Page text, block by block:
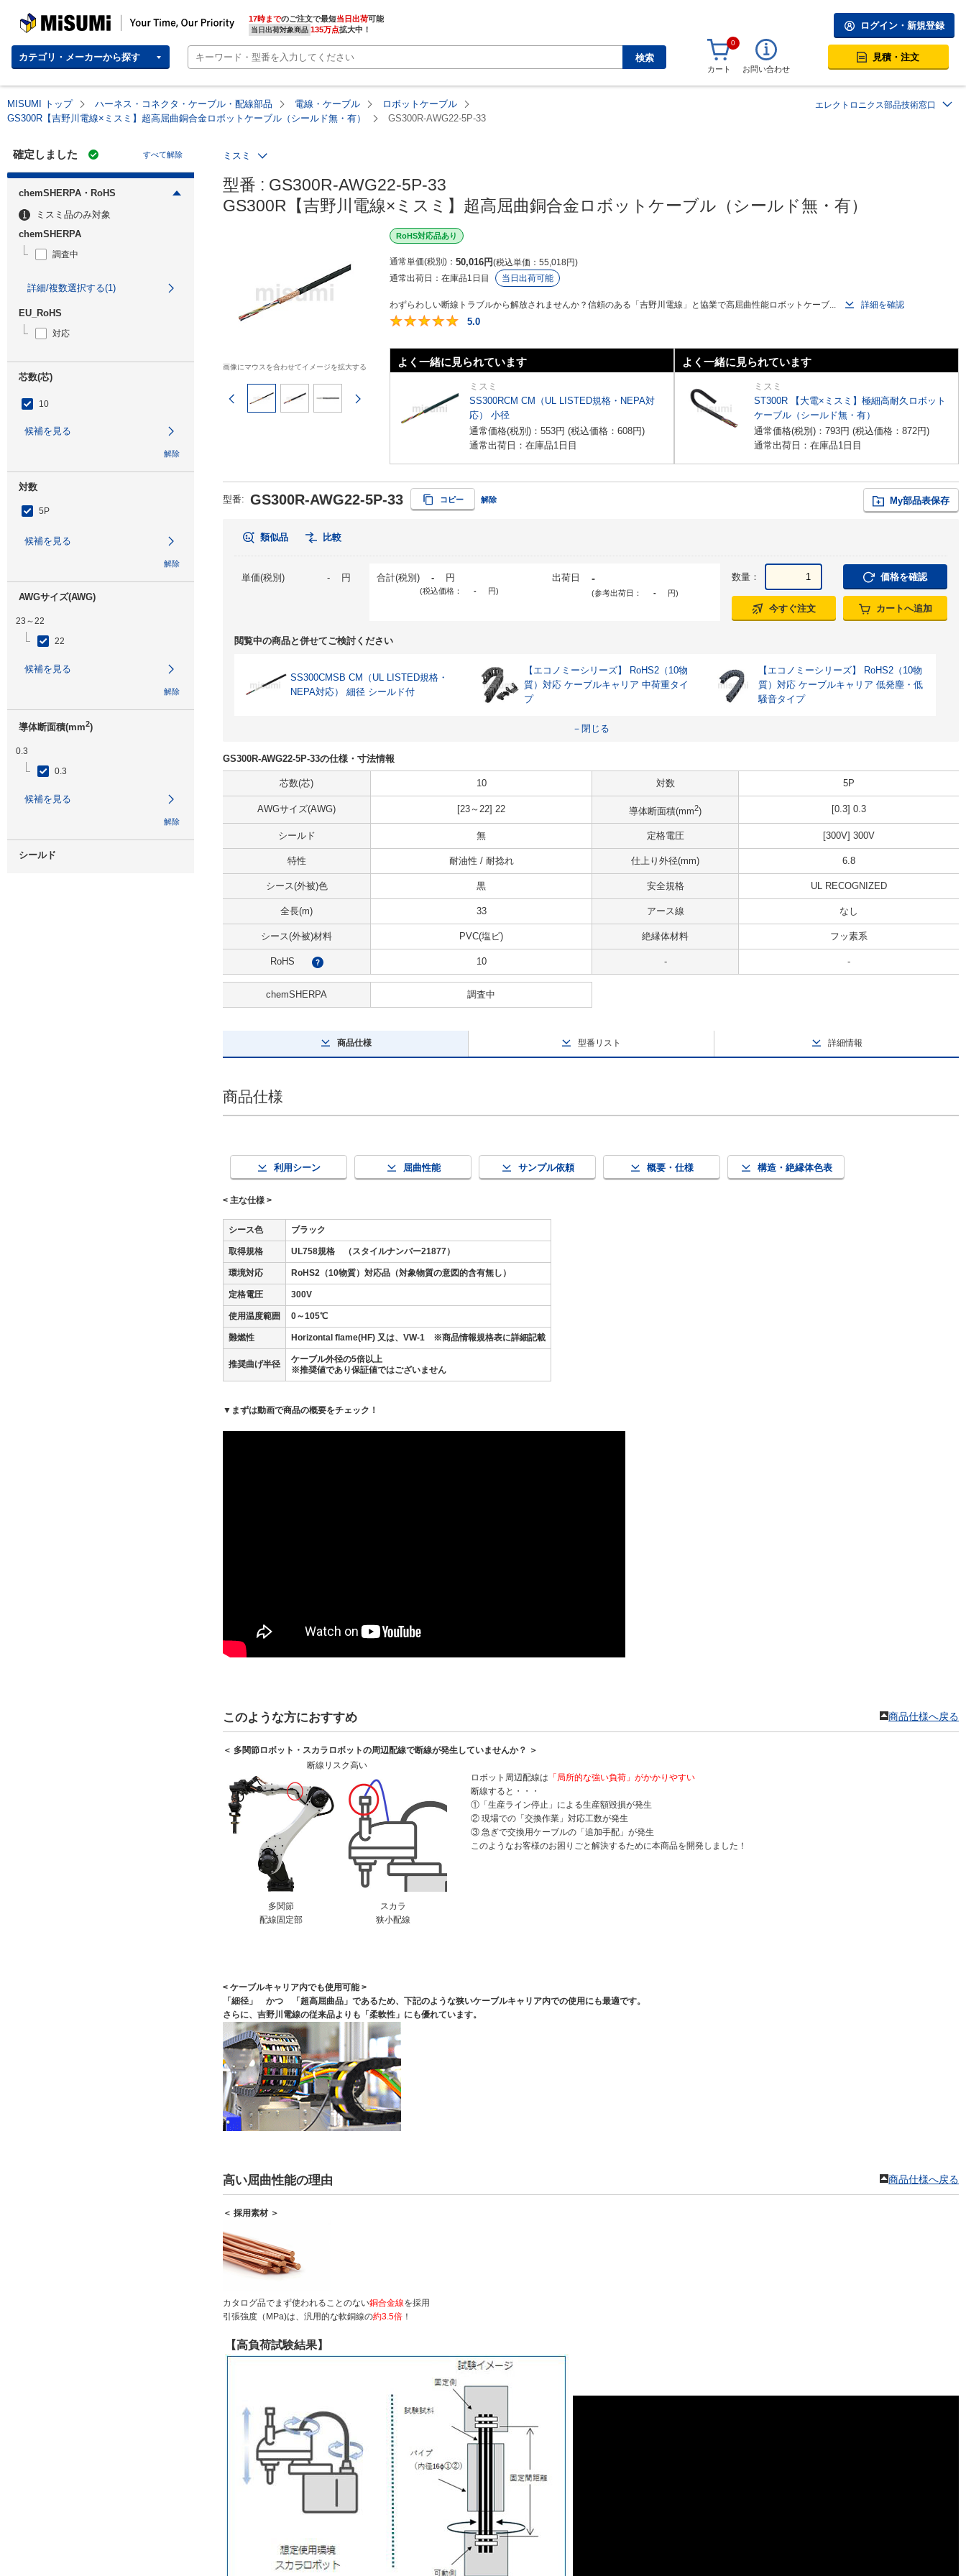
MISUMI | Your Time, Our Priority 17時までのご注文で最短当日出荷
当日出荷対象商品 135万点拡大中！
カテゴリ・メーカーから探す 検索
ログイン・新規登録
0
カート お問い合わせ
見積・注文
MISUMI トップ ハーネス・コネクタ・ケーブル・配線部品 電線・ケーブル
ロボットケーブル
GS300R【吉野川電線×ミスミ】超高屈曲銅合金ロボットケーブル（シールド無・有）
GS300R-AWG22-5P-33
エレクトロニクス部品技術窓口
確定しました すべて解除
chemSHERPA・RoHS
ミスミ品のみ対象
chemSHERPA
調査中
詳細/複数選択する(1)
EU_RoHS
対応
芯数(芯)
10
候補を見る
解除
対数
5P
候補を見る
解除
AWGサイズ(AWG)
23～22
22
候補を見る
解除
導体断面積(mm2)
0.3
0.3
候補を見る
解除
シールド
ミスミ
型番 : GS300R-AWG22-5P-33
GS300R【吉野川電線×ミスミ】超高屈曲銅合金ロボットケーブル（シールド無・有）
画像にマウスを合わせてイメージを拡大する
前のページ
RoHS対応品あり
通常単価(税別) 50,016円 税込単価 55,018円
通常出荷日： 在庫品1日目 当日出荷可能
わずらわしい断線トラブルから解放されませんか？信頼のある「吉野川電線」と協業で高屈曲性能ロボットケーブ...
詳細を確認
5.0
よく一緒に見られています
ミスミ
SS300RCM CM（UL LISTED規格・NEPA対
応） 小径
通常価格(税別)： 553円 (税込価格： 608円)
通常出荷日：在庫品1日目
よく一緒に見られています
ミスミ
ST300R 【大電×ミスミ】極細高耐久ロボット
ケーブル（シールド無・有）
通常価格(税別)： 793円 (税込価格： 872円)
通常出荷日：在庫品1日目
型番: GS300R-AWG22-5P-33 コピー 解除 My部品表保存
類似品 比較
単価(税別) - 円 合計(税別) - 円
(税込価格： - 円)
出荷日 -
(参考出荷日： - 円)
数量： 価格を確認
今すぐ注文 カートへ追加
閲覧中の商品と併せてご検討ください
SS300CMSB CM（UL LISTED規格・
NEPA対応） 細径 シールド付
【エコノミーシリーズ】 RoHS2（10物
質）対応 ケーブルキャリア 中荷重タイ
プ
【エコノミーシリーズ】 RoHS2（10物
質）対応 ケーブルキャリア 低発塵・低
騒音タイプ
－閉じる
GS300R-AWG22-5P-33の仕様・寸法情報
芯数(芯) 10 対数 5P
AWGサイズ(AWG) [23～22] 22 導体断面積(mm2) [0.3] 0.3
シールド 無 定格電圧 [300V] 300V
特性 耐油性 / 耐捻れ 仕上り外径(mm) 6.8
シース(外被)色 黒 安全規格 UL RECOGNIZED
全長(m) 33 アース線 なし
シース(外被)材料 PVC(塩ビ) 絶縁体材料 フッ素系
RoHS ? 10 - -
chemSHERPA 調査中
商品仕様 型番リスト 詳細情報
商品仕様
利用シーン 屈曲性能 サンプル依頼 概要・仕様 構造・絶縁体色表
< 主な仕様 >
シース色 ブラック
取得規格 UL758規格 （スタイルナンバー21877）
環境対応 RoHS2（10物質）対応品（対象物質の意図的含有無し）
定格電圧 300V
使用温度範囲 0～105℃
難燃性 Horizontal flame(HF) 又は、VW-1 ※商品情報規格表に詳細記載
推奨曲げ半径
ケーブル外径の5倍以上
※推奨値であり保証値ではございません
▼まずは動画で商品の概要をチェック！
商品仕様へ戻る
このような方におすすめ
＜ 多関節ロボット・スカラロボットの周辺配線で断線が発生していませんか？ ＞
断線リスク高い
多関節
配線固定部
スカラ
狭小配線
ロボット周辺配線は 「局所的な強い負荷」がかかりやすい
断線すると・・・
①「生産ライン停止」による生産額毀損が発生
② 現場での「交換作業」対応工数が発生
③ 急ぎで交換用ケーブルの「追加手配」が発生
このようなお客様のお困りごと解決するために本商品を開発しました！
< ケーブルキャリア内でも使用可能 >
「細径」 かつ 「超高屈曲品」であるため、下記のような狭いケーブルキャリア内での使用にも最適です。
さらに、吉野川電線の従来品よりも「柔軟性」にも優れています。
商品仕様へ戻る
高い屈曲性能の理由
＜ 採用素材 ＞
カタログ品でまず使われることのない銅合金線を採用
引張強度（MPa)は、汎用的な軟銅線の約3.5倍 ！
【高負荷試験結果】